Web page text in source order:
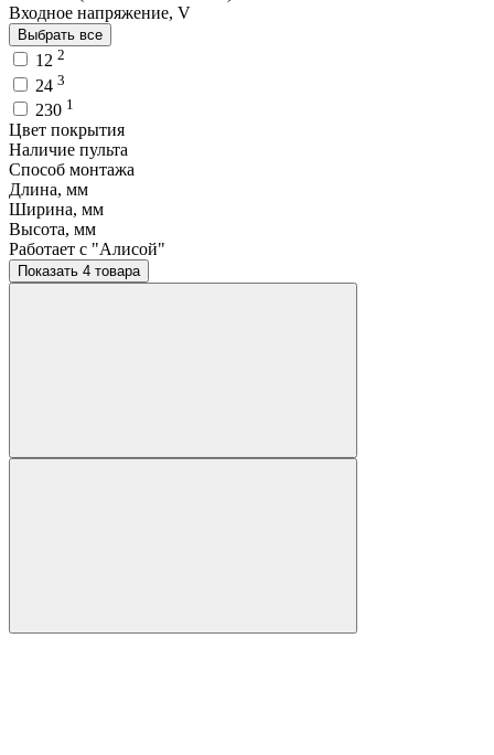
Входное напряжение, V
Выбрать все
12 2
24 3
230 1
Цвет покрытия
Наличие пульта
Способ монтажа
Длина, мм
Ширина, мм
Высота, мм
Работает с "Алисой"
Показать 4 товара